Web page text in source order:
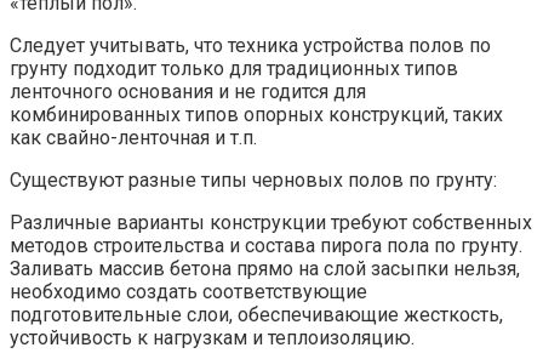
Следует учитывать, что техника устройства полов по
грунту подходит только для традиционных типов
ленточного основания и не годится для
комбинированных типов опорных конструкций, таких
как свайно-ленточная и т.п.
Существуют разные типы черновых полов по грунту:
Различные варианты конструкции требуют собственных
методов строительства и состава пирога пола по грунту.
Заливать массив бетона прямо на слой засыпки нельзя,
необходимо создать соответствующие
подготовительные слои, обеспечивающие жесткость,
устойчивость к нагрузкам и теплоизоляцию.